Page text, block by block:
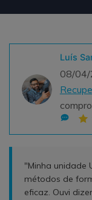
Outros
UBackit -
Luís
08/04/
"Minha unidade
métodos de
eficaz. Ouvi